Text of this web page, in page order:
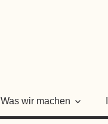
Was wir machen